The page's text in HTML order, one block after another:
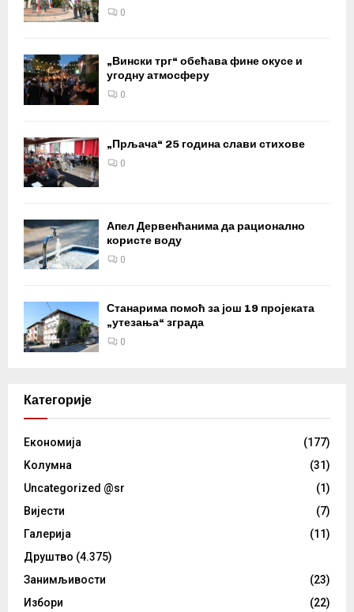
0
„Вински трг“ обећава фине окусе и
угодну атмосферу
0
„Прљача“ 25 година слави стихове
0
Апел Дервенћанима да рационално
користе воду
0
Станарима помоћ за још 19 пројеката
„утезања“ зграда
0
Категорије
Eкономија
(177)
Kолумнa
(31)
Uncategorized @sr
(1)
Вијести
(7)
Галерија
(11)
Друштво (4.375)
Занимљивости
(23)
Избори
(22)